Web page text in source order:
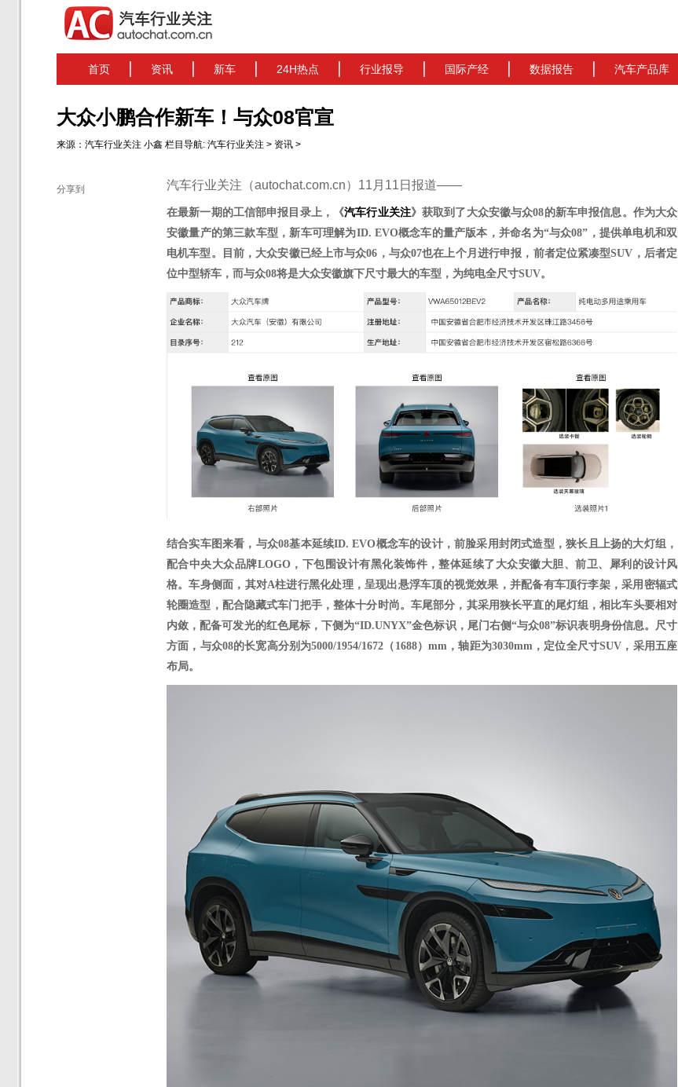
首页 资讯 新车 24H热点 行业报导 国际产经 数据报告 汽车产品库
大众小鹏合作新车！与众08官宣
来源： 汽车行业关注 小鑫 栏目导航: 汽车行业关注 > 资讯 >
分享到 汽车行业关注（autochat.com.cn）11月11日报道——
在最新一期的工信部申报目录上，《汽车行业关注》获取到了 大众安徽与众08的新车申报信息。作为大众
安徽量产的第三款车型，新车可理解为ID. EVO概念车的量产版本，并命名为“与众08”，提供单电机和双
电机车型。
目前，大众安徽已经上市与众06，与众07也在上个月进行申报，前者定位紧凑型SUV，后者定
位中型轿车，而与众08将是大众安徽旗下尺寸最大的车型，为纯电全尺寸SUV。
结合实车图来看，与众08基本延续ID. EVO概念车的设计，前脸采用封闭式造型，狭长且上扬的大灯组，
配合中央大众品牌LOGO， 下包围设计有黑化装饰件，整体延续了大众安徽大胆、前卫、犀利的设计风
格。车身侧面， 其对A柱进行黑化处理，呈现出悬浮车顶的视觉效果，并配备有车顶行李架，采用密辐式
轮圈造型，配合隐藏式车门把手，整体十分时尚。 车尾部分 ，其采用狭长平直的尾灯组，相比车头要相对
内敛 ，配备可发光的红色尾标，下侧为“ID.UNYX”金色标识，尾门右侧“与众08”标识表明身份信息。尺寸
方面，与众08的长宽高分别为5000/1954/1672（1688）mm，轴距为3030mm ，定位全尺寸SUV，采用五座
布局。